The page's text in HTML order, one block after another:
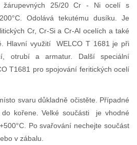
žárupevných 25/20 Cr - Ni ocelí s
Odolává tekutému dusíku. Je
Cr, Cr-Si a Cr-Al ocelích a také
Hlavní využití WELCO T 1681 je při
otrubí a armatur. Další speciální
T1681 pro spojování feritických ocelí
svaru důkladně očistěte. Případné
kořene. Velké součásti je vhodné
Po svařování nechejte součást
v zábalu.